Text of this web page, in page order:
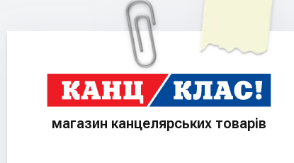
магазин канцелярських товарів